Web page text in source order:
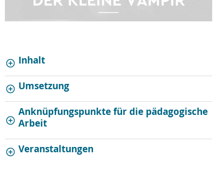
Inhalt
Umsetzung
Anknüpfungspunkte für die pädagogische
Arbeit
Veranstaltungen